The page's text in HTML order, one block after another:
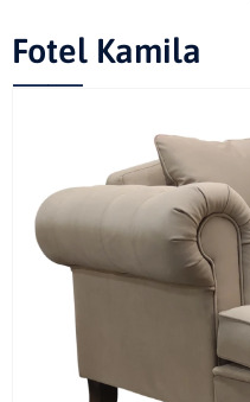
Fotel Kamila